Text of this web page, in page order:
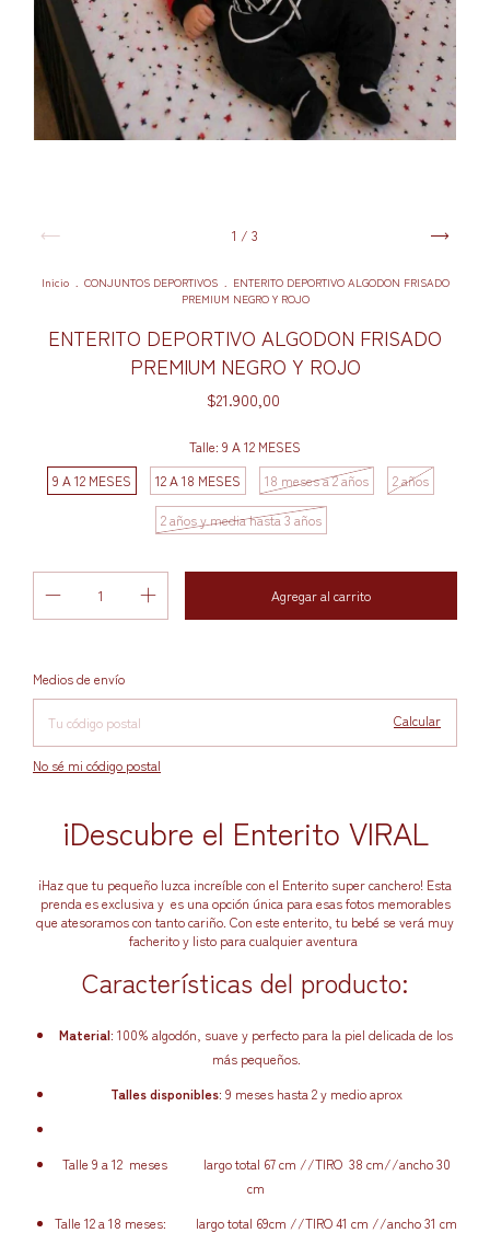
1 / 3
Inicio . CONJUNTOS DEPORTIVOS . ENTERITO DEPORTIVO ALGODON FRISADO
PREMIUM NEGRO Y ROJO
ENTERITO DEPORTIVO ALGODON FRISADO
PREMIUM NEGRO Y ROJO
$21.900,00
Talle: 9 A 12 MESES
9 A 12 MESES
12 A 18 MESES 18 meses a 2 años 2 años
2 años y media hasta 3 años
Entregas para el CP:
Medios de envío
Calcular
No sé mi código postal
¡Descubre el Enterito VIRAL
¡Haz que tu pequeño luzca increíble con el Enterito super canchero! Esta
prenda es exclusiva y es una opción única para esas fotos memorables
que atesoramos con tanto cariño. Con este enterito, tu bebé se verá muy
facherito y listo para cualquier aventura
Características del producto:
Material: 100% algodón, suave y perfecto para la piel delicada de los
más pequeños.
Talles disponibles: 9 meses hasta 2 y medio aprox
Talle 9 a 12 meses largo total 67 cm //TIRO 38 cm//ancho 30
cm
Talle 12 a 18 meses: largo total 69cm //TIRO 41 cm //ancho 31 cm